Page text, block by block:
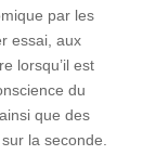
par les
essai, aux
lorsqu’il est
du
que des
la seconde.